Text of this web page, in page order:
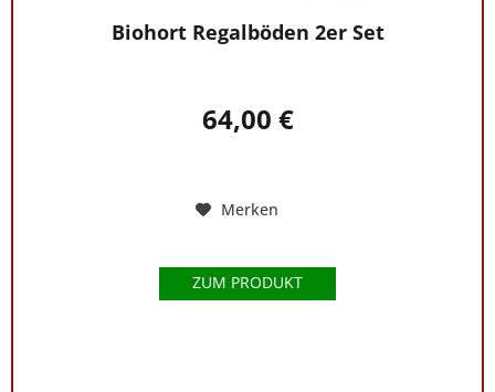
Biohort Regalböden 2er Set
64,00 €
Merken
ZUM PRODUKT